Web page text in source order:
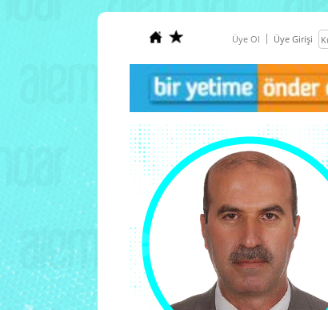
Üye Ol Üye Girişi